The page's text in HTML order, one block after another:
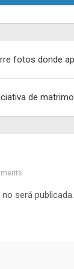
fotos donde
de
será publicada.